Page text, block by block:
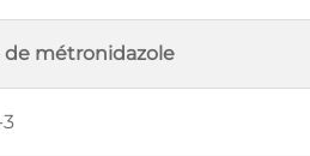
de métronidazole
3